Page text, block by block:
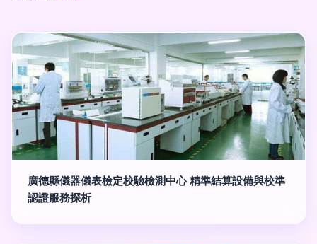
廣德縣儀器儀表檢定校驗檢測中心 精準結算設備與校準
認證服務探析